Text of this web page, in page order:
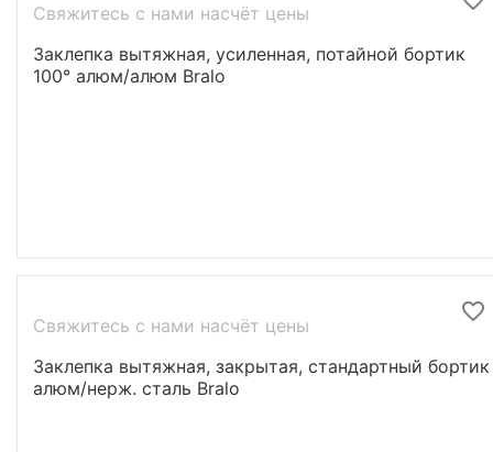
Свяжитесь с нами насчёт цены
Заклепка вытяжная, усиленная, потайной бортик
100° алюм/алюм Bralo
Свяжитесь с нами насчёт цены
Заклепка вытяжная, закрытая, стандартный бортик
алюм/нерж. сталь Bralo